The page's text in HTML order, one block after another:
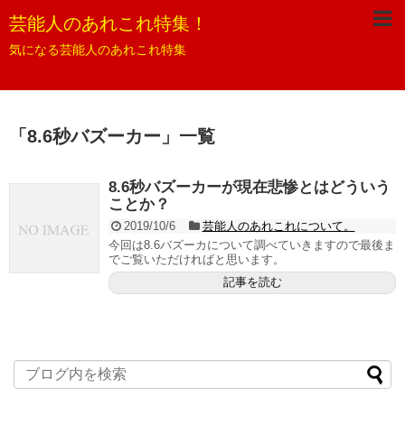
芸能人のあれこれ特集！
気になる芸能人のあれこれ特集
「 8.6秒バズーカー 」 一覧
8.6秒バズーカーが現在悲惨とはどういう
ことか？
2019/10/6
芸能人のあれこれについて。
今回は8.6バズーカについて調べていきますので最後ま
でご覧いただければと思います。
記事を読む